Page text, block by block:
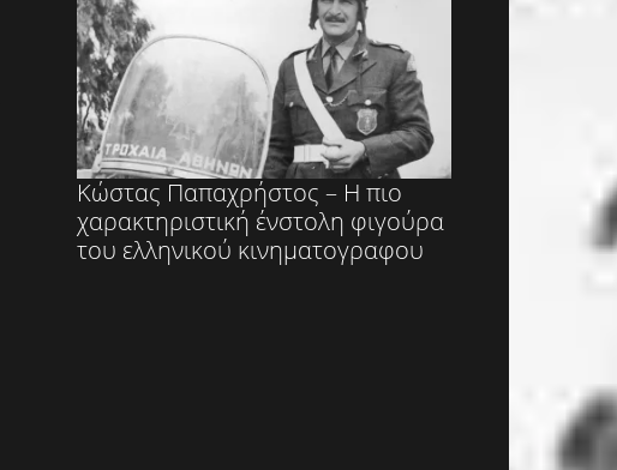
Κώστας Παπαχρήστος – Η πιο
χαρακτηριστική ένστολη φιγούρα
του ελληνικού κινηματογραφου